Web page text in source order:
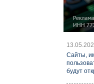
Cайты,
будут